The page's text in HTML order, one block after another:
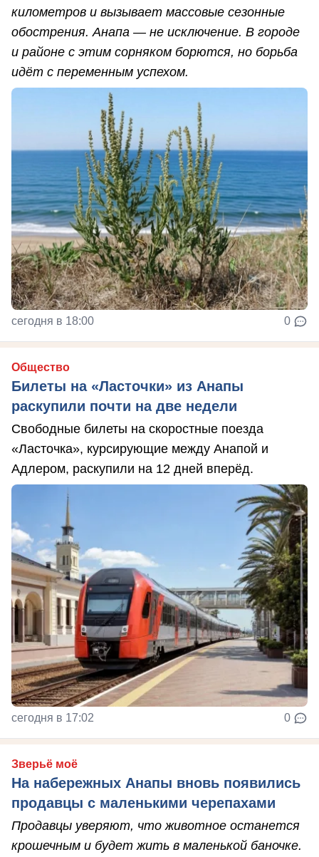
километров и вызывает массовые сезонные
обострения. Анапа — не исключение. В городе
и районе с этим сорняком борются, но борьба
идёт с переменным успехом.
сегодня в 18:00 0
Общество
Билеты на «Ласточки» из Анапы
раскупили почти на две недели
Свободные билеты на скоростные поезда
«Ласточка», курсирующие между Анапой и
Адлером, раскупили на 12 дней вперёд.
сегодня в 17:02 0
Зверьё моё
На набережных Анапы вновь появились
продавцы с маленькими черепахами
Продавцы уверяют, что животное останется
крошечным и будет жить в маленькой баночке.